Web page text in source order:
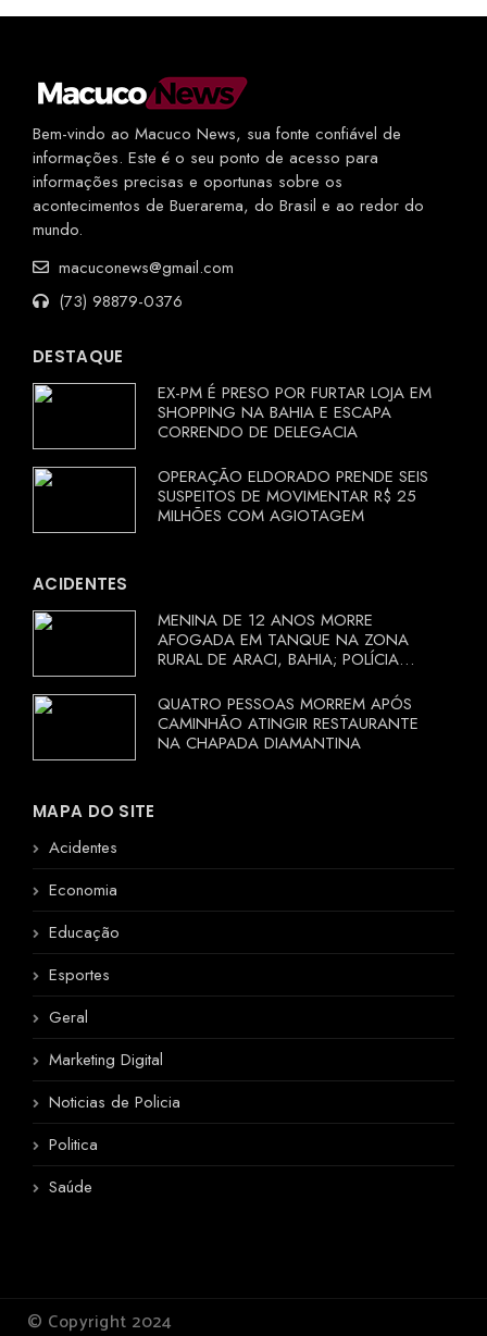
Bem-vindo ao Macuco News, sua fonte confiável de
informações. Este é o seu ponto de acesso para
informações precisas e oportunas sobre os
acontecimentos de Buerarema, do Brasil e ao redor do
mundo.
macuconews@gmail.com
(73) 98879-0376
DESTAQUE
EX-PM É PRESO POR FURTAR LOJA EM
SHOPPING NA BAHIA E ESCAPA
CORRENDO DE DELEGACIA
OPERAÇÃO ELDORADO PRENDE SEIS
SUSPEITOS DE MOVIMENTAR R$ 25
MILHÕES COM AGIOTAGEM
ACIDENTES
MENINA DE 12 ANOS MORRE
AFOGADA EM TANQUE NA ZONA
RURAL DE ARACI, BAHIA; POLÍCIA
QUATRO PESSOAS MORREM APÓS
CAMINHÃO ATINGIR RESTAURANTE
NA CHAPADA DIAMANTINA
MAPA DO SITE
Acidentes
Economia
Educação
Esportes
Geral
Marketing Digital
Noticias de Policia
Politica
Saúde
© Copyright 2024